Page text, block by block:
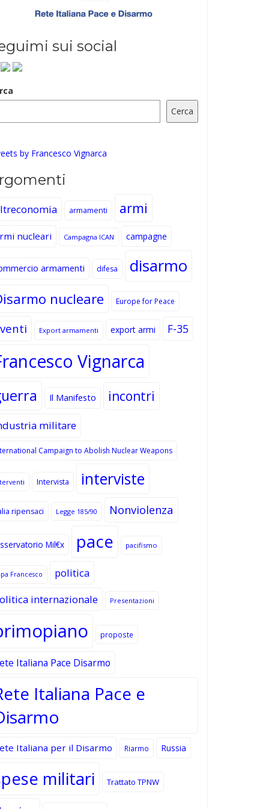
sui social
Cerca
by Francesco Vignarca
armamenti armi
nucleari Campagna ICAN campagne
armamenti difesa disarmo
nucleare Europe for Peace
Export armamenti export armi F-35
Vignarca
Il Manifesto incontri
militare
Campaign to Abolish Nuclear Weapons
Intervista interviste
ripensaci Legge 185/90 Nonviolenza
Mil€x pace pacifismo
Francesco
politica
internazionale
Presentazioni
proposte
Italiana Pace Disarmo
Italiana Pace e
Italiana per il Disarmo Riarmo Russia
militari Trattato TPNW